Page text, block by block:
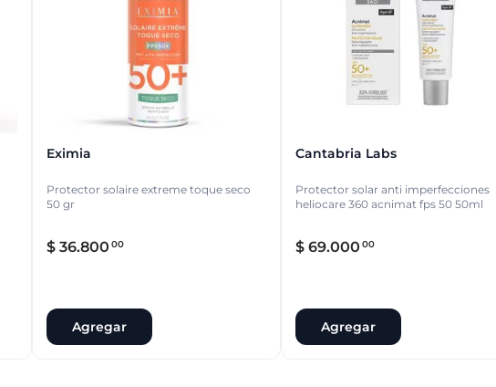
Eximia
Protector solaire extreme toque seco
50 gr
$ 36.800 00
Agregar
Cantabria Labs
Protector solar anti imperfecciones
heliocare 360 acnimat fps 50 50ml
$ 69.000 00
Agregar